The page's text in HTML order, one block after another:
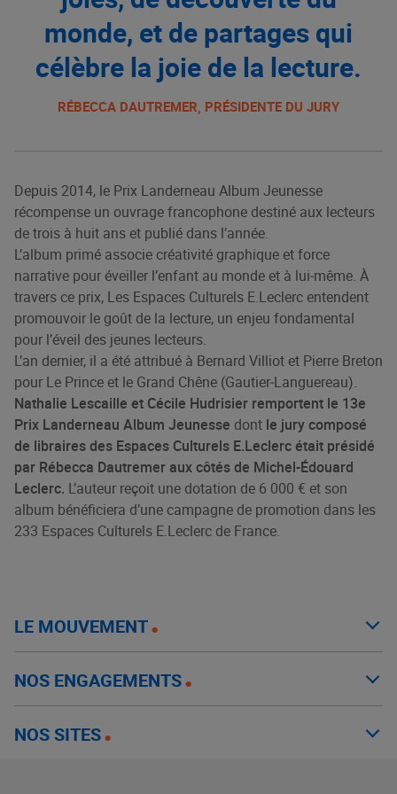
monde, et de partages qui
célèbre la joie de la lecture.
RÉBECCA DAUTREMER, PRÉSIDENTE DU JURY
Depuis 2014, le Prix Landerneau Album Jeunesse
récompense un ouvrage francophone destiné aux lecteurs
de trois à huit ans et publié dans l’année.
L’album primé associe créativité graphique et force
narrative pour éveiller l’enfant au monde et à lui‑même. À
travers ce prix, Les Espaces Culturels E.Leclerc entendent
promouvoir le goût de la lecture, un enjeu fondamental
pour l’éveil des jeunes lecteurs.
L’an dernier, il a été attribué à Bernard Villiot et Pierre Breton
pour Le Prince et le Grand Chêne (Gautier‑Languereau).
Nathalie Lescaille et Cécile Hudrisier remportent le 13e
Prix Landerneau Album Jeunesse dont le jury composé
de libraires des Espaces Culturels E.Leclerc était présidé
par Rébecca Dautremer aux côtés de Michel-Édouard
Leclerc. L’auteur reçoit une dotation de 6 000 € et son
album bénéficiera d’une campagne de promotion dans les
233 Espaces Culturels E.Leclerc de France.
LE MOUVEMENT
NOS ENGAGEMENTS
NOS SITES